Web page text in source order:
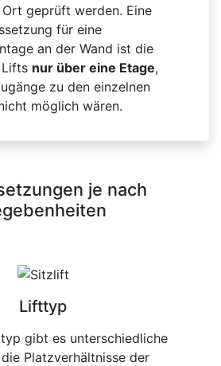
geprüft werden. Eine
für eine
an der Wand ist die
Lifts nur über eine Etage,
zu den einzelnen
möglich wären.
je nach
Lifttyp
gibt es unterschiedliche
Platzverhältnisse der